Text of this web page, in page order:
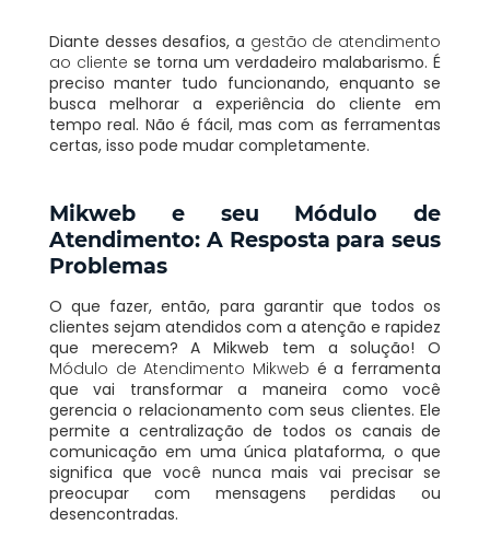
Diante desses desafios, a gestão de atendimento
ao cliente se torna um verdadeiro malabarismo. É
preciso manter tudo funcionando, enquanto se
busca melhorar a experiência do cliente em
tempo real. Não é fácil, mas com as ferramentas
certas, isso pode mudar completamente.
Mikweb e seu Módulo de
Atendimento: A Resposta para seus
Problemas
O que fazer, então, para garantir que todos os
clientes sejam atendidos com a atenção e rapidez
que merecem? A Mikweb tem a solução! O
Módulo de Atendimento Mikweb é a ferramenta
que vai transformar a maneira como você
gerencia o relacionamento com seus clientes. Ele
permite a centralização de todos os canais de
comunicação em uma única plataforma, o que
significa que você nunca mais vai precisar se
preocupar com mensagens perdidas ou
desencontradas.